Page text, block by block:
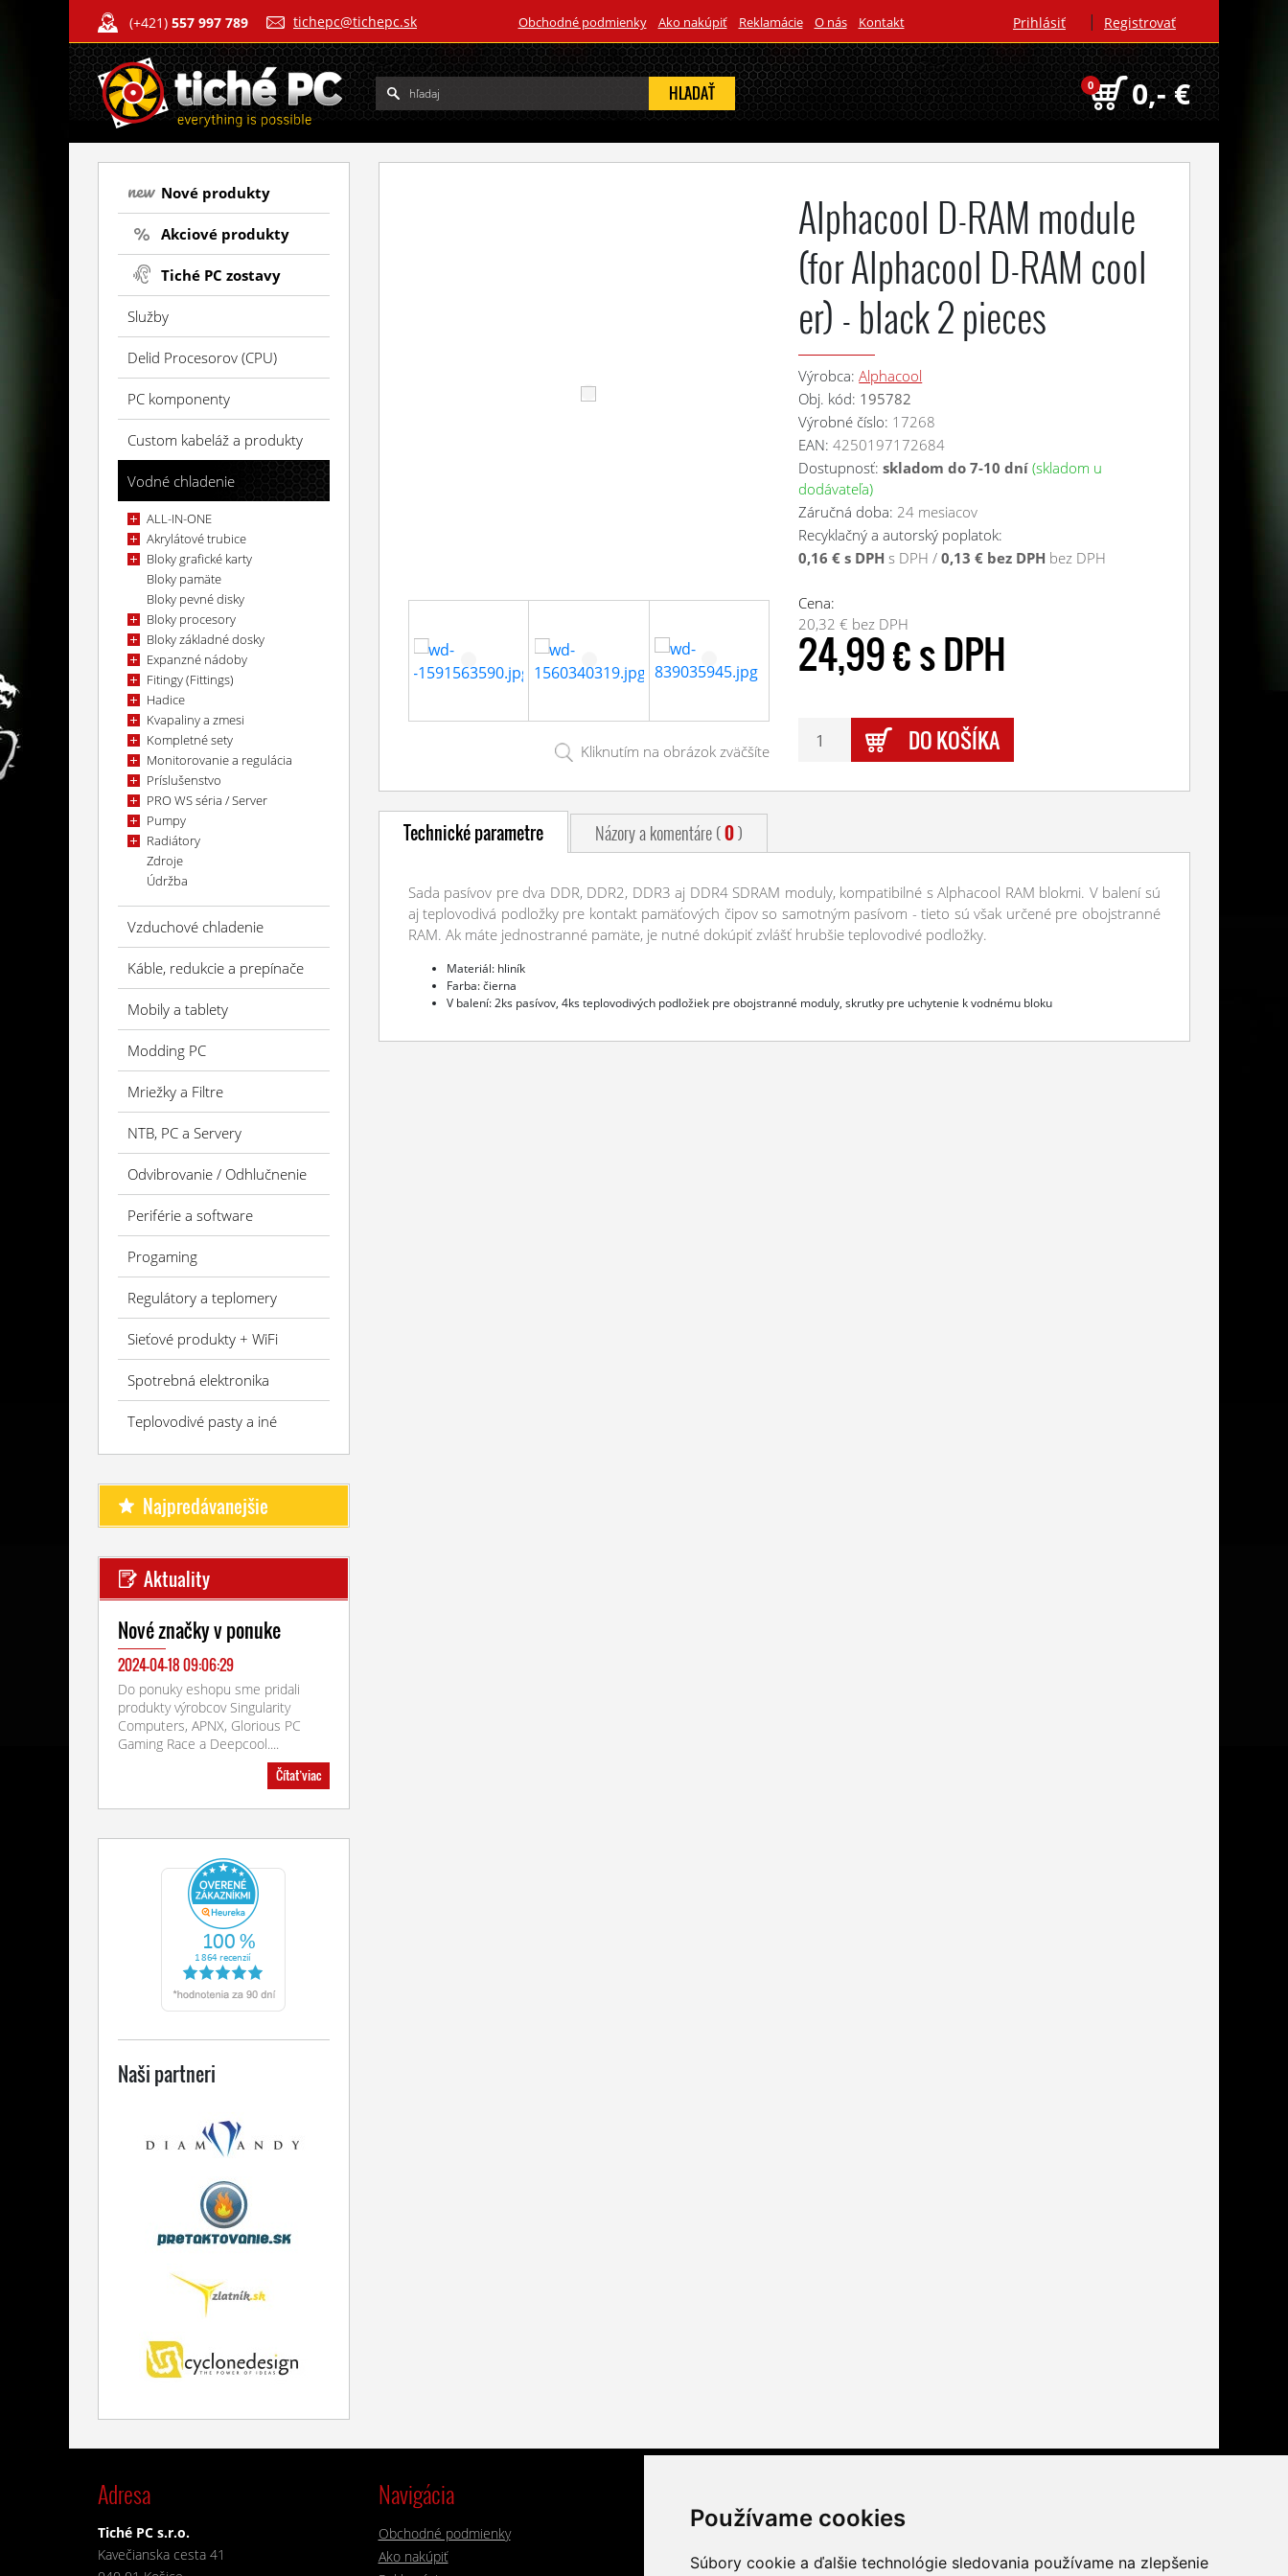
Používame cookies
Súbory cookie a ďalšie technológie sledovania používame na zlepšenie
(+421) 557 997 789 tichepc@tichepc.sk Obchodné podmienky Ako nakúpiť Reklamácie O nás Kontakt Prihlásiť | Registrovať
HĽADAŤ 0 0,- €
Nové produkty
Akciové produkty
Tiché PC zostavy
Služby
Delid Procesorov (CPU)
PC komponenty
Custom kabeláž a produkty
Vodné chladenie
ALL-IN-ONE
Akrylátové trubice
Bloky grafické karty
Bloky pamäte
Bloky pevné disky
Bloky procesory
Bloky základné dosky
Expanzné nádoby
Fitingy (Fittings)
Hadice
Kvapaliny a zmesi
Kompletné sety
Monitorovanie a regulácia
Príslušenstvo
PRO WS séria / Server
Pumpy
Radiátory
Zdroje
Údržba
Vzduchové chladenie
Káble, redukcie a prepínače
Mobily a tablety
Modding PC
Mriežky a Filtre
NTB, PC a Servery
Odvibrovanie / Odhlučnenie
Periférie a software
Progaming
Regulátory a teplomery
Sieťové produkty + WiFi
Spotrebná elektronika
Teplovodivé pasty a iné
Najpredávanejšie
Aktuality
Nové značky v ponuke
2024-04-18 09:06:29
Do ponuky eshopu sme pridali
produkty výrobcov Singularity
Computers, APNX, Glorious PC
Gaming Race a Deepcool....
Čítať viac
Naši partneri
Alphacool D-RAM module
(for Alphacool D-RAM cool
er) - black 2 pieces
Výrobca:Alphacool
Obj. kód: 195782
Výrobné číslo: 17268
EAN:4250197172684
Dostupnosť:skladom do 7-10 dní(skladom u
dodávateľa)
Záručná doba: 24 mesiacov
Recyklačný a autorský poplatok:
0,16 € s DPH s DPH /0,13 € bez DPH bez DPH
Cena:
20,32 € bez DPH
24,99 € s DPH
DO KOŠÍKA
Kliknutím na obrázok zväčšíte
Technické parametre Názory a komentáre (0)
Sada pasívov pre dva DDR, DDR2, DDR3 aj DDR4 SDRAM moduly, kompatibilné s Alphacool RAM blokmi. V balení sú
aj teplovodivá podložky pre kontakt pamäťových čipov so samotným pasívom - tieto sú však určené pre obojstranné
RAM. Ak máte jednostranné pamäte, je nutné dokúpiť zvlášť hrubšie teplovodivé podložky.
Materiál: hliník
Farba: čierna
V balení: 2ks pasívov, 4ks teplovodivých podložiek pre obojstranné moduly, skrutky pre uchytenie k vodnému bloku
Adresa
Tiché PC s.r.o.
Kavečianska cesta 41
Navigácia
Obchodné podmienky
Ako nakúpiť
Aqua Computer
Noctua